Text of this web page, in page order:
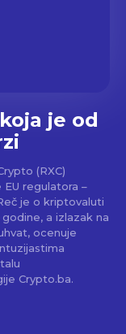
je od
(RXC)
regulatora –
a izlazak na
ocenuje
Crypto.ba.